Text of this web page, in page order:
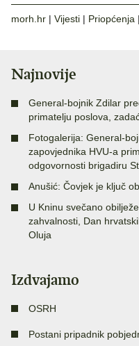
morh.hr | Vijesti | Priopćenja |
Najnovije
General-bojnik Zdilar
primatelju poslova,
Fotogalerija: General-
zapovjednika HVU-a
odgovornosti brigadiru
Anušić: Čovjek je ključ
U Kninu svečano
zahvalnosti, Dan
Oluja
Izdvajamo
OSRH
Postani pripadnik